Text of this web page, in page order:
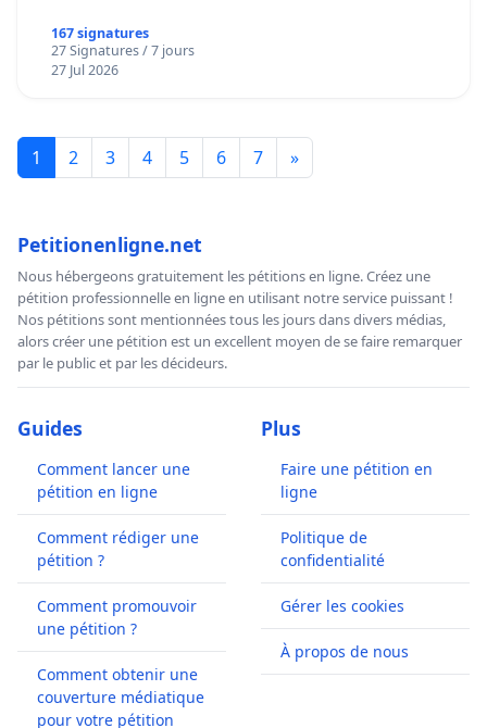
167 signatures
27 Signatures / 7 jours
27 Jul 2026
1 2 3 4 5 6 7 »
Petitionenligne.net
Nous hébergeons gratuitement les pétitions en ligne. Créez une
pétition professionnelle en ligne en utilisant notre service puissant !
Nos pétitions sont mentionnées tous les jours dans divers médias,
alors créer une pétition est un excellent moyen de se faire remarquer
par le public et par les décideurs.
Guides
Comment lancer une
pétition en ligne
Comment rédiger une
pétition ?
Comment promouvoir
une pétition ?
Comment obtenir une
couverture médiatique
pour votre pétition
Plus
Faire une pétition en
ligne
Politique de
confidentialité
Gérer les cookies
À propos de nous